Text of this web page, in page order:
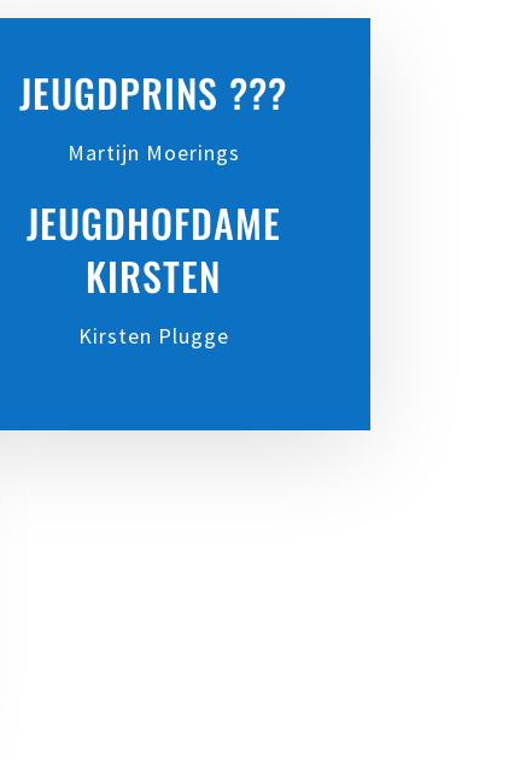
JEUGDPRINS ???
Martijn Moerings
JEUGDHOFDAME
KIRSTEN
Kirsten Plugge